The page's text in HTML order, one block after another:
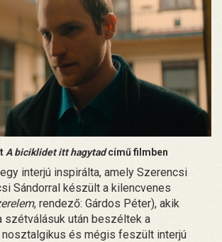
A biciklidet itt hagytadcímű filmben
interjú inspirálta, amely Szerencsi
Sándorral készült a kilencvenes
, rendező: Gárdos Péter), akik
szétválásuk után beszéltek a
nosztalgikus és mégis feszült interjú